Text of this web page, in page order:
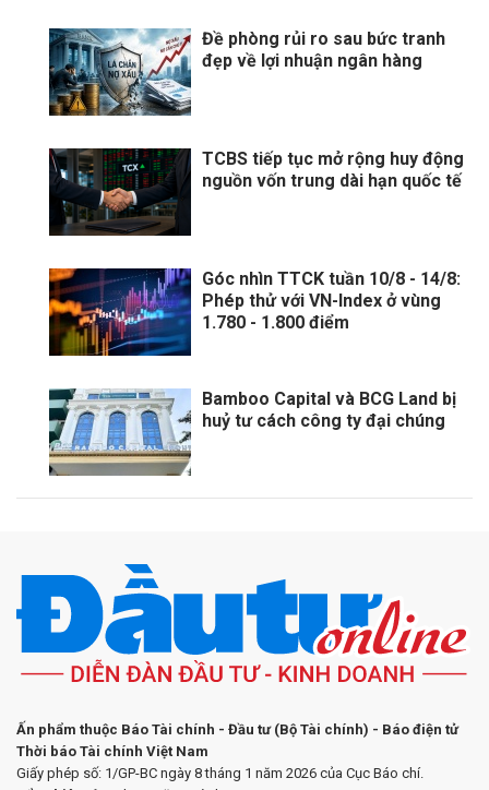
Đề phòng rủi ro sau bức tranh
đẹp về lợi nhuận ngân hàng
TCBS tiếp tục mở rộng huy động
nguồn vốn trung dài hạn quốc tế
Góc nhìn TTCK tuần 10/8 - 14/8:
Phép thử với VN-Index ở vùng
1.780 - 1.800 điểm
Bamboo Capital và BCG Land bị
huỷ tư cách công ty đại chúng
Ấn phẩm thuộc Báo Tài chính - Đầu tư (Bộ Tài chính) - Báo điện tử
Thời báo Tài chính Việt Nam
Giấy phép số: 1/GP-BC ngày 8 tháng 1 năm 2026 của Cục Báo chí.